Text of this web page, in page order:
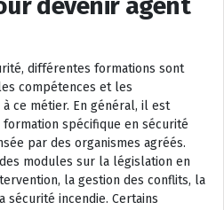
différentes formations sont
compétences et les
ce métier. En général, il est
spécifique en sécurité
par des organismes agréés.
modules sur la législation en
la gestion des conflits, la
sécurité incendie. Certains